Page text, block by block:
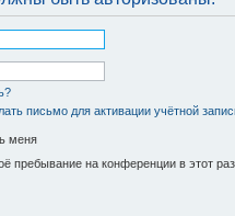
письмо для активации учётной
меня
пребывание на конференции в этот раз